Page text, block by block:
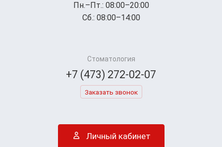
Пн.–Пт.: 08:00–20:00
Сб.: 08:00–14:00
Стоматология
+7 (473) 272-02-07
Заказать звонок
Личный кабинет